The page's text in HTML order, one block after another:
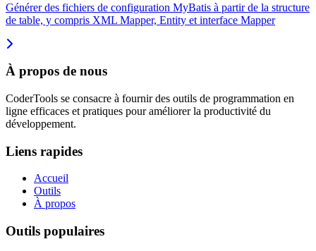
Générer des fichiers de configuration MyBatis à partir de la structure
de table, y compris XML Mapper, Entity et interface Mapper
À propos de nous
CoderTools se consacre à fournir des outils de programmation en
ligne efficaces et pratiques pour améliorer la productivité du
développement.
Liens rapides
Accueil
Outils
À propos
Outils populaires